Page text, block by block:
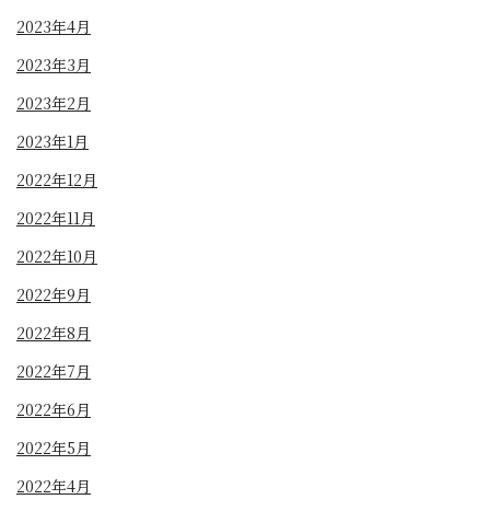
2023年4月
2023年3月
2023年2月
2023年1月
2022年12月
2022年11月
2022年10月
2022年9月
2022年8月
2022年7月
2022年6月
2022年5月
2022年4月